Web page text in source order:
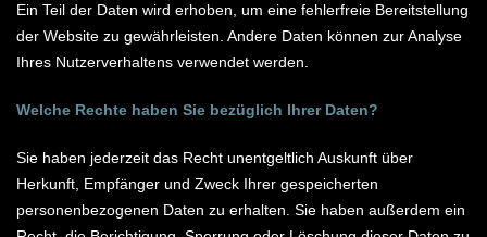
Ein Teil der Daten wird erhoben, um eine fehlerfreie Bereitstellung
der Website zu gewährleisten. Andere Daten können zur Analyse
Ihres Nutzerverhaltens verwendet werden.
Welche Rechte haben Sie bezüglich Ihrer Daten?
Sie haben jederzeit das Recht unentgeltlich Auskunft über
Herkunft, Empfänger und Zweck Ihrer gespeicherten
personenbezogenen Daten zu erhalten. Sie haben außerdem ein